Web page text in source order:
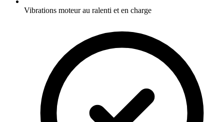
Vibrations moteur au ralenti et en charge